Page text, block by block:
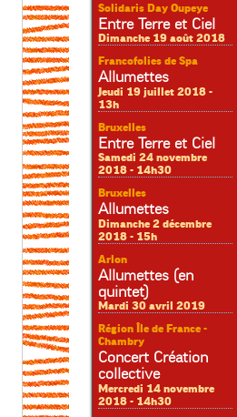
Solidaris Day Oupeye
Entre Terre et Ciel
Dimanche 19 août 2018
Francofolies de Spa
Allumettes
Jeudi 19 juillet 2018 -
13h
Bruxelles
Entre Terre et Ciel
Samedi 24 novembre
2018 - 14h30
Bruxelles
Allumettes
Dimanche 2 décembre
2018 - 15h
Arlon
Allumettes (en
quintet)
Mardi 30 avril 2019
Région Île de France -
Chambry
Concert Création
collective
Mercredi 14 novembre
2018 - 14h30